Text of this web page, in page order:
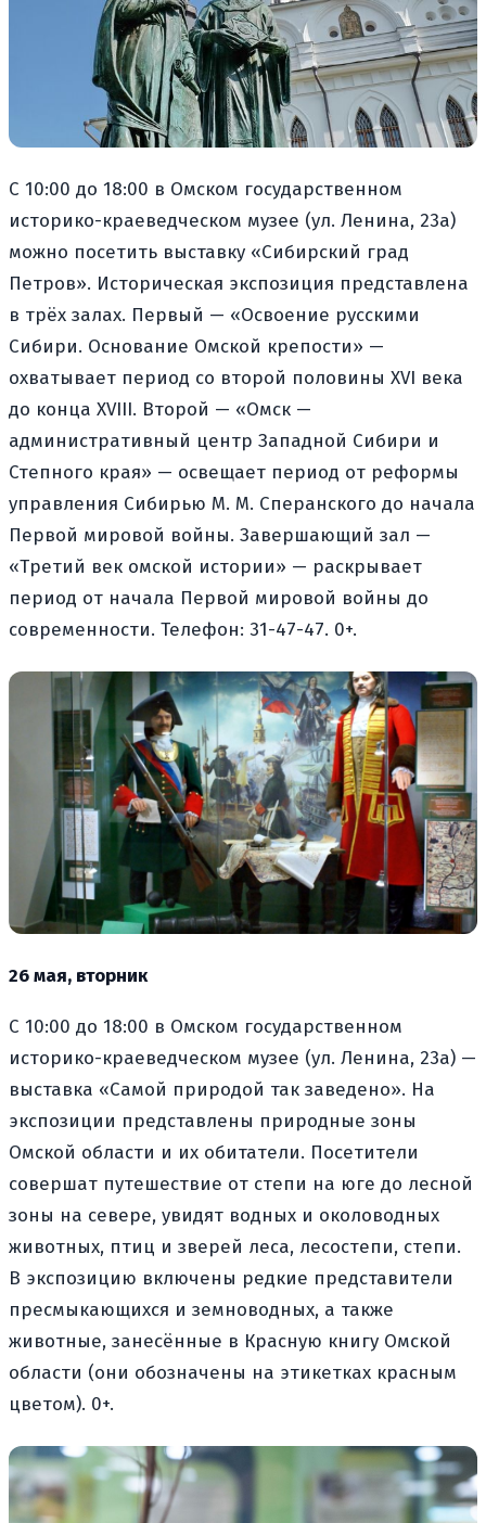
С 10:00 до 18:00 в Омском государственном
историко-краеведческом музее (ул. Ленина, 23а)
можно посетить выставку «Сибирский град
Петров». Историческая экспозиция представлена
в трёх залах. Первый — «Освоение русскими
Сибири. Основание Омской крепости» —
охватывает период со второй половины XVI века
до конца XVIII. Второй — «Омск —
административный центр Западной Сибири и
Степного края» — освещает период от реформы
управления Сибирью М. М. Сперанского до начала
Первой мировой войны. Завершающий зал —
«Третий век омской истории» — раскрывает
период от начала Первой мировой войны до
современности. Телефон: 31-47-47. 0+.
26 мая, вторник
С 10:00 до 18:00 в Омском государственном
историко-краеведческом музее (ул. Ленина, 23а) —
выставка «Самой природой так заведено». На
экспозиции представлены природные зоны
Омской области и их обитатели. Посетители
совершат путешествие от степи на юге до лесной
зоны на севере, увидят водных и околоводных
животных, птиц и зверей леса, лесостепи, степи.
В экспозицию включены редкие представители
пресмыкающихся и земноводных, а также
животные, занесённые в Красную книгу Омской
области (они обозначены на этикетках красным
цветом). 0+.